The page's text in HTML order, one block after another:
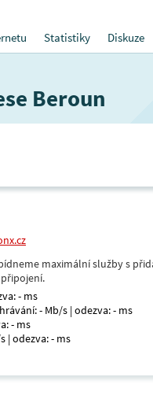
Statistiky Diskuze
Beroun
maximální služby s
- ms
- Mb/s | odezva: - ms
- ms
| odezva: - ms